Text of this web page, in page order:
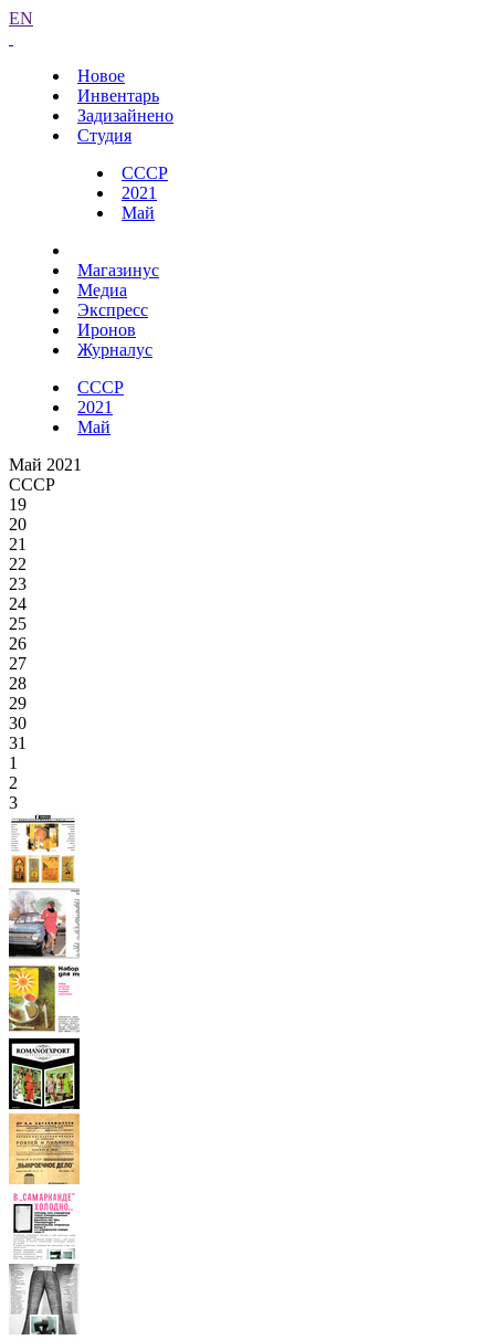
EN
Новое
Инвентарь
Задизайнено
Студия
СССР
2021
Май
Магазинус
Медиа
Экспресс
Иронов
Журналус
СССР
2021
Май
Май 2021
СССР
19
20
21
22
23
24
25
26
27
28
29
30
31
1
2
3